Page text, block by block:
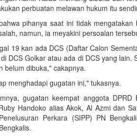
perbuatan melawan hukum itu
pihanya saat ini tidak
namun, ia meyakini persoalan
19 kan ada DCS (Daftar Calon
DCS Golkar atau ada di DCS yang
belum dibuka," cakapnya.
menghadapi gugatan ini," tukasnya.
gugatan keempat anggota
Handoko alias Akok, Al Azmi dan
Perkara (SIPP) PN